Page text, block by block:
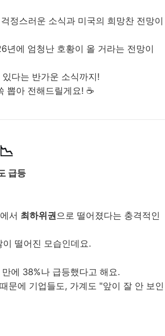
정스러운 소식과 미국의 희망찬 전망이
년에 엄청난 호황이 올 거라는 전망이
다는 반가운 소식까지!
뽑아 전해드릴게요! ☕️
급등
서 최하위권으로 떨어졌다는 충격적인
떨어진 모습인데요.
에 38%나 급등했다고 해요.
문에 기업들도, 가계도 "앞이 잘 안 보인